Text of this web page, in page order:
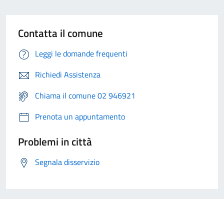
Contatta il comune
Leggi le domande frequenti
Richiedi Assistenza
Chiama il comune 02 946921
Prenota un appuntamento
Problemi in città
Segnala disservizio